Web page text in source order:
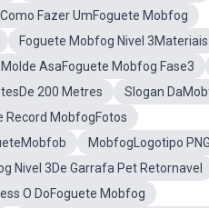
Como Fazer UmFoguete Mobfog
Foguete Mobfog Nivel 3Materiais
Molde AsaFoguete Mobfog Fase3
200 Metres
Slogan
Record MobfogFotos
MobfogLogotipo PNG
Nivel 3De Garrafa Pet Retornavel
O DoFoguete Mobfog